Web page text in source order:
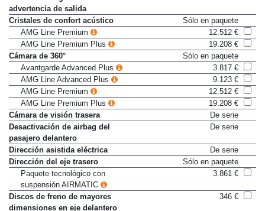
Control de ángulo muerto con
advertencia de salida
Cristales de confort acústico
Sólo en paquete
AMG Line Premium
12.512 €
AMG Line Premium Plus
19.208 €
Cámara de 360°
Sólo en paquete
Avantgarde Advanced Plus
3.817 €
AMG Line Advanced Plus
9.123 €
AMG Line Premium
12.512 €
AMG Line Premium Plus
19.208 €
Cámara de visión trasera
De serie
Desactivación de airbag del
pasajero delantero
Dirección asistida eléctrica
De serie
Dirección del eje trasero
Sólo en paquete
Paquete tecnológico con
suspensión AIRMATIC
Discos de freno de mayores